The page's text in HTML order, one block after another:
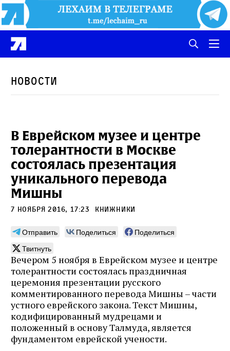
Новости
В Еврейском музее и центре
толерантности в Москве
состоялась презентация
уникального перевода
Мишны
7 ноября 2016, 17:23 Книжники
Отправить Поделиться
Поделиться
Твитнуть
Вечером 5 ноября в Еврейском музее и центре
толерантности состоялась праздничная
церемония презентации русского
комментированного перевода Мишны – части
устного еврейского закона. Текст Мишны,
кодифицированный мудрецами и
положенный в основу Талмуда, является
фундаментом еврейской учености.